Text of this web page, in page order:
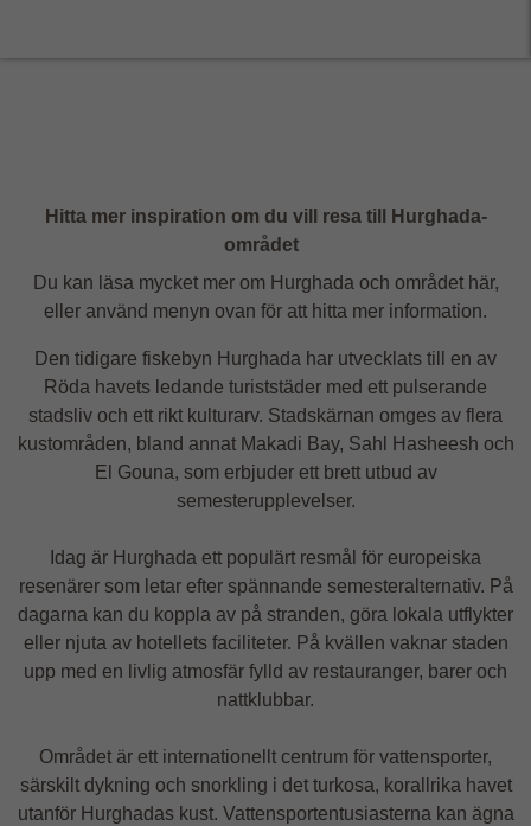
Hitta mer inspiration om du vill resa till Hurghada-
området
Du kan läsa mycket mer om Hurghada och området här,
eller använd menyn ovan för att hitta mer information.
Den tidigare fiskebyn Hurghada har utvecklats till en av
Röda havets ledande turiststäder med ett pulserande
stadsliv och ett rikt kulturarv. Stadskärnan omges av flera
kustområden, bland annat Makadi Bay, Sahl Hasheesh och
El Gouna, som erbjuder ett brett utbud av
semesterupplevelser.
Idag är Hurghada ett populärt resmål för europeiska
resenärer som letar efter spännande semesteralternativ. På
dagarna kan du koppla av på stranden, göra lokala utflykter
eller njuta av hotellets faciliteter. På kvällen vaknar staden
upp med en livlig atmosfär fylld av restauranger, barer och
nattklubbar.
Området är ett internationellt centrum för vattensporter,
särskilt dykning och snorkling i det turkosa, korallrika havet
utanför Hurghadas kust. Vattensportentusiasterna kan ägna